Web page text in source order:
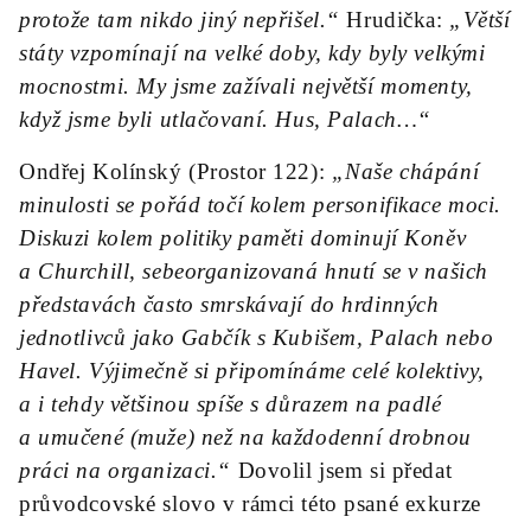
protože tam nikdo jiný nepřišel.“ Hrudička: „Větší
státy vzpomínají na velké doby, kdy byly velkými
mocnostmi. My jsme zažívali největší momenty,
když jsme byli utlačovaní. Hus, Palach…“
Ondřej Kolínský (Prostor 122): „Naše chápání
minulosti se pořád točí kolem personifikace moci.
Diskuzi kolem politiky paměti dominují Koněv
a Churchill, sebeorganizovaná hnutí se v našich
představách často smrskávají do hrdinných
jednotlivců jako Gabčík s Kubišem, Palach nebo
Havel. Výjimečně si připomínáme celé kolektivy,
a i tehdy většinou spíše s důrazem na padlé
a umučené (muže) než na každodenní drobnou
práci na organizaci.“ Dovolil jsem si předat
průvodcovské slovo v rámci této psané exkurze